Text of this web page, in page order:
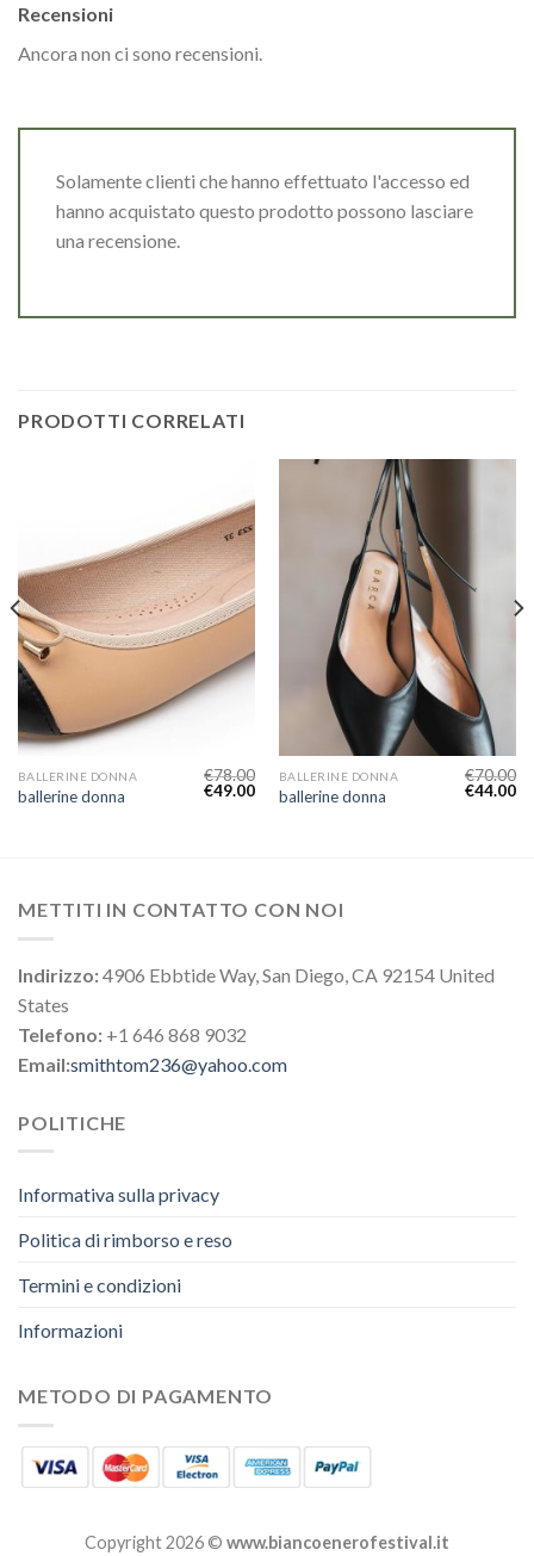
Recensioni
Ancora non ci sono recensioni.
Solamente clienti che hanno effettuato l'accesso ed
hanno acquistato questo prodotto possono lasciare
una recensione.
PRODOTTI CORRELATI
BALLERINE DONNA
ballerine donna
€78.00
€49.00
BALLERINE DONNA
ballerine donna
€70.00
€44.00
METTITI IN CONTATTO CON NOI
Indirizzo:4906 Ebbtide Way, San Diego, CA 92154 United
States
Telefono: +1 646 868 9032
Email:smithtom236@yahoo.com
POLITICHE
Informativa sulla privacy
Politica di rimborso e reso
Termini e condizioni
Informazioni
METODO DI PAGAMENTO
Copyright 2026 © www.biancoenerofestival.it